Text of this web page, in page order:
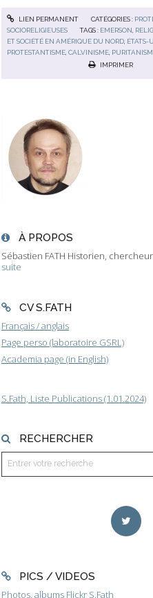
À PROPOS
Sébastien FATH Historien,
suite
CV S.FATH
Français / anglais
Page perso (laboratoire GSRL)
Academia page (in English)
S.Fath, Liste Publications (1.01.2024)
RECHERCHER
PICS / VIDEOS
Photos, albums Flickr S.Fath
LIEN PERMANENT CATÉGORIES :
SOCIORELIGIEUSES
TAGS : EMERSON
ET SOCIÉTÉ EN AMÉRIQUE DU NORD ÉTATS-
PROTESTANTISME ,CALVINISME
IMPRIMER